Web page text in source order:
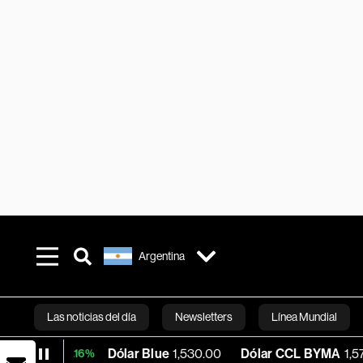
Argentina
Las noticias del día Newsletters Línea Mundial
Bloomberg
Dólar Blue 1,530.00 Dólar CCL BYMA 1,576.23